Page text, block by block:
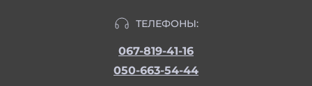
ТЕЛЕФОНЫ:
067-819-41-16
050-663-54-44